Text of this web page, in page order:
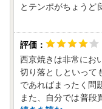
とテンポがちょうど
西京焼きは非常にお
切り落としといって
であればまったく問
また、自分では普段